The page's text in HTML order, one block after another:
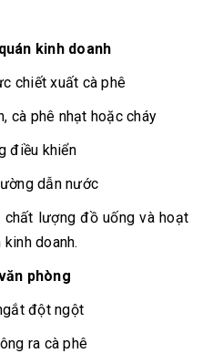
kinh doanh
chiết xuất cà phê
cà phê nhạt hoặc cháy
điều khiển
dẫn nước
lượng đồ uống và hoạt
doanh.
phòng
đột ngột
ra cà phê